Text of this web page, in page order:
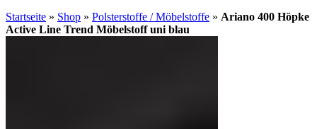
Startseite » Shop » Polsterstoffe / Möbelstoffe » Ariano 400 Höpke
Active Line Trend Möbelstoff uni blau